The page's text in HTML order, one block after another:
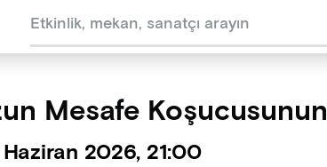
Mesafe Koşucusunun
2026, 21:00